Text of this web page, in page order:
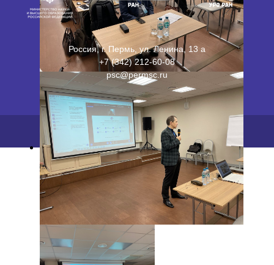
Россия, г. Пермь, ул. Ленина, 13 а
+7 (342) 212-60-08
psc@permsc.ru
2026 ©ПФИЦ УрО РАН